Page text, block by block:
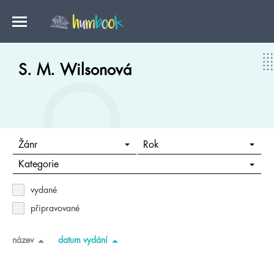
S. M. Wilsonová
Žánr Rok
Kategorie
vydané
připravované
název datum vydání